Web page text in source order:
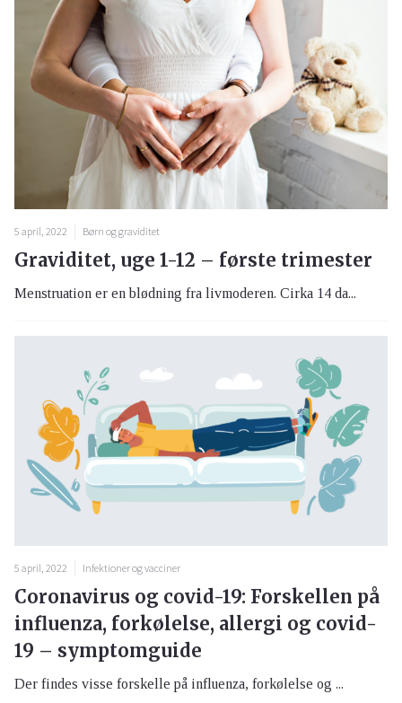
5 april, 2022 Børn og graviditet
Graviditet, uge 1-12 – første trimester
Menstruation er en blødning fra livmoderen. Cirka 14 da...
5 april, 2022 Infektioner og vacciner
Coronavirus og covid-19: Forskellen på
influenza, forkølelse, allergi og covid-
19 – symptomguide
Der findes visse forskelle på influenza, forkølelse og ...